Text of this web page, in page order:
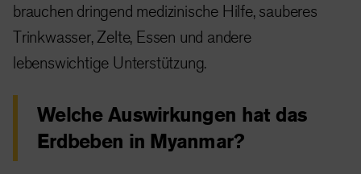
brauchen dringend medizinische Hilfe, sauberes
Trinkwasser, Zelte, Essen und andere
lebenswichtige Unterstützung.
Welche Auswirkungen hat das
Erdbeben in Myanmar?